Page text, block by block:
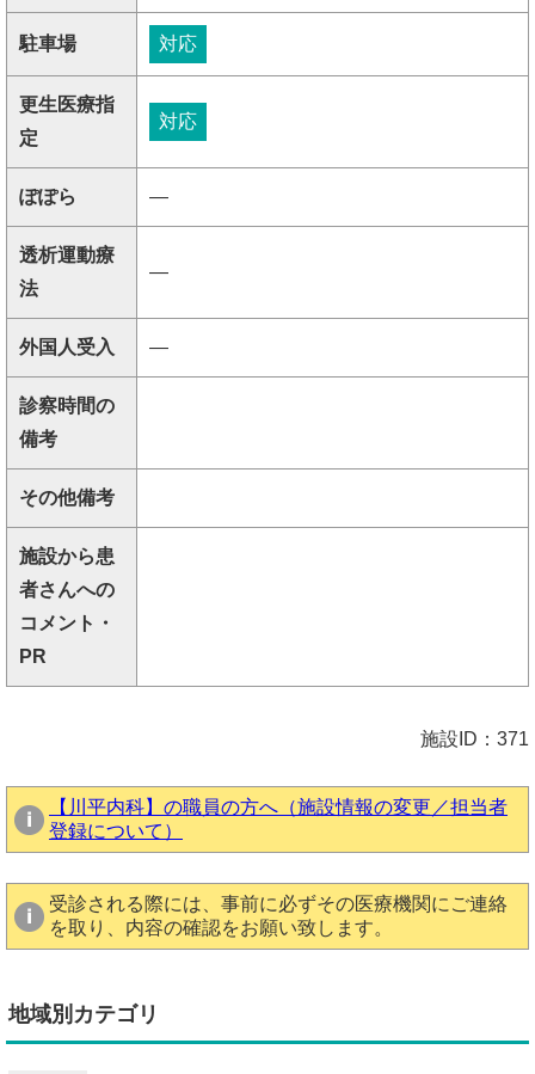
駐車場 対応
更生医療指
定
対応
ぽぽら ―
透析運動療
法
―
外国人受入 ―
診察時間の
備考
その他備考
施設から患
者さんへの
コメント・
PR
施設ID：371
【川平内科】の職員の方へ（施設情報の変更／担当者
登録について）
受診される際には、事前に必ずその医療機関にご連絡
を取り、内容の確認をお願い致します。
地域別カテゴリ